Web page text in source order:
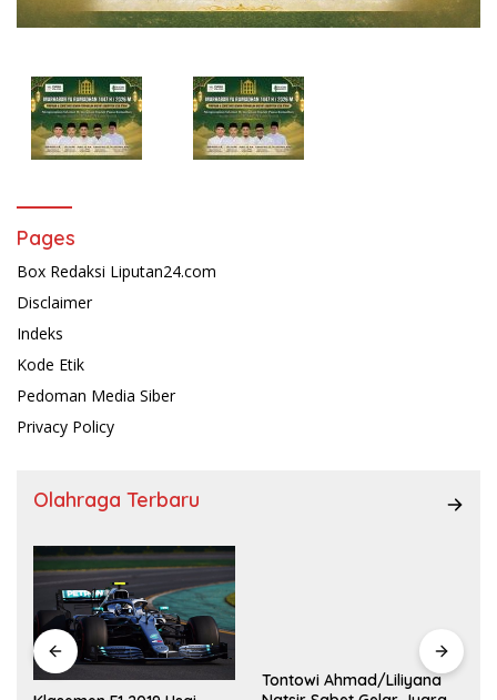
Pages
Box Redaksi Liputan24.com
Disclaimer
Indeks
Kode Etik
Pedoman Media Siber
Privacy Policy
Olahraga Terbaru
Tontowi Ahmad/Liliyana